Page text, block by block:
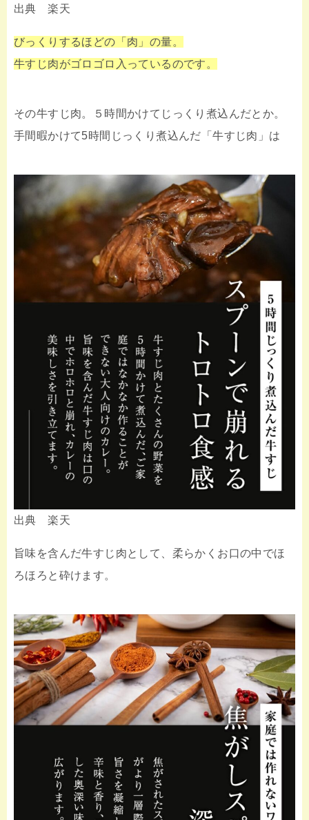
出典 楽天
びっくりするほどの「肉」の量。
牛すじ肉がゴロゴロ入っているのです。
その牛すじ肉。５時間かけてじっくり煮込んだとか。
手間暇かけて5時間じっくり煮込んだ「牛すじ肉」は
出典 楽天
旨味を含んだ牛すじ肉として、柔らかくお口の中でほ
ろほろと砕けます。